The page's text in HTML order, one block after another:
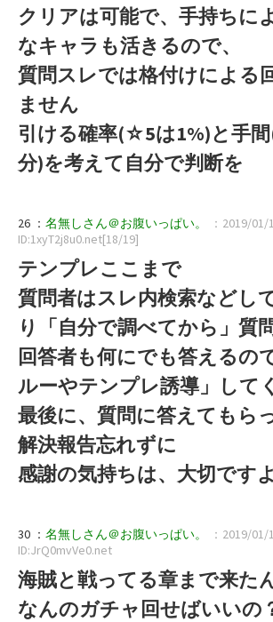
クリアは可能で、手持ちに
なキャラも活きるので、
質問スレでは格付けによる
ません
引ける確率(☆5は1%)と手間
分)を考えて自分で判断を
26 ： 名無しさん＠お腹いっぱい。
：2019/01/
ID:1xyT2j8u0.net[18/19]
テンプレここまで
質問者はスレ内検索などし
り「自分で調べてから」質
回答者も何にでも答えるの
ルーやテンプレ誘導」して
最後に、質問に答えてもら
解決報告忘れずに
感謝の気持ちは、大切ですよ
30 ： 名無しさん＠お腹いっぱい。
：2019/01/
ID:JrQ0mvVe0.net
海賊と戦ってる章まで来た
なんのガチャ回せばいいの